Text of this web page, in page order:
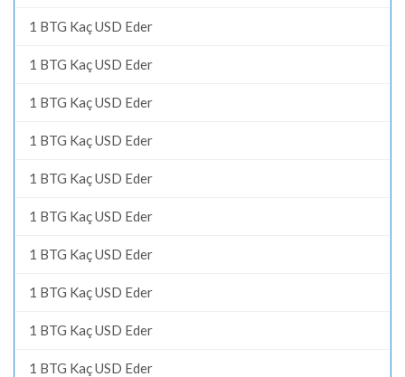
1 BTG Kaç USD Eder
1 BTG Kaç USD Eder
1 BTG Kaç USD Eder
1 BTG Kaç USD Eder
1 BTG Kaç USD Eder
1 BTG Kaç USD Eder
1 BTG Kaç USD Eder
1 BTG Kaç USD Eder
1 BTG Kaç USD Eder
1 BTG Kaç USD Eder